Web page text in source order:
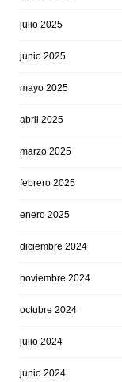
julio 2025
junio 2025
mayo 2025
abril 2025
marzo 2025
febrero 2025
enero 2025
diciembre 2024
noviembre 2024
octubre 2024
julio 2024
junio 2024